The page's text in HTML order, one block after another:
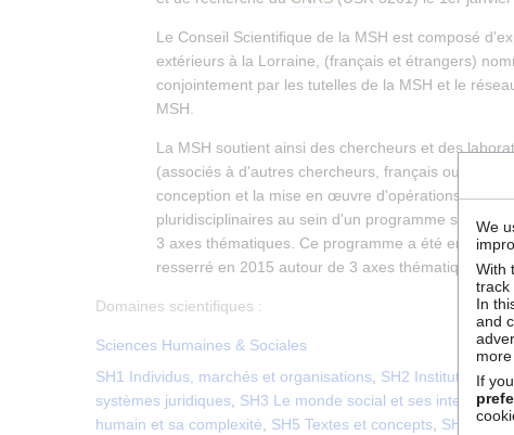
Le Conseil Scientifique de la MSH est composé
extérieurs à la Lorraine, (français et étrangers)
conjointement par les tutelles de la MSH et le
MSH.
La MSH soutient ainsi des chercheurs et des
(associés à d'autres chercheurs, français ou
conception et la mise en œuvre d'opérations de
pluridisciplinaires au sein d'un programme
3 axes thématiques. Ce programme a été en effet
resserré en 2015 autour de 3 axes thématiques.
Domaines scientifiques :
Sciences Humaines & Sociales
SH1 Individus, marchés et organisations SH2 Institutions,
systèmes juridiques SH3 Le monde social et ses interactions
humain et sa complexité
SH5 Textes et concepts SH6
We
With
track
In
and
If